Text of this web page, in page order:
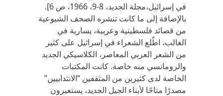
في إسرائيل،مجلة الجديد، 8-9، 1966، ص 6].
بالإضافة إلى ما كانت تنشره الصحف الشيوعية
من قصائد فلسطينية وعربية، يسارية في
الغالب، اطّلع الشعراء في إسرائيل على كثير
من الشعر العربي المعاصر، الكلاسيكي الجديد
والرومانسي منه خاصة. كانت المكتبات
الخاصة لدى كثيرين من المثقفين “الانتدابيين”
مصدرًا متاحًا لأبناء الجيل الجديد، يستعيرون